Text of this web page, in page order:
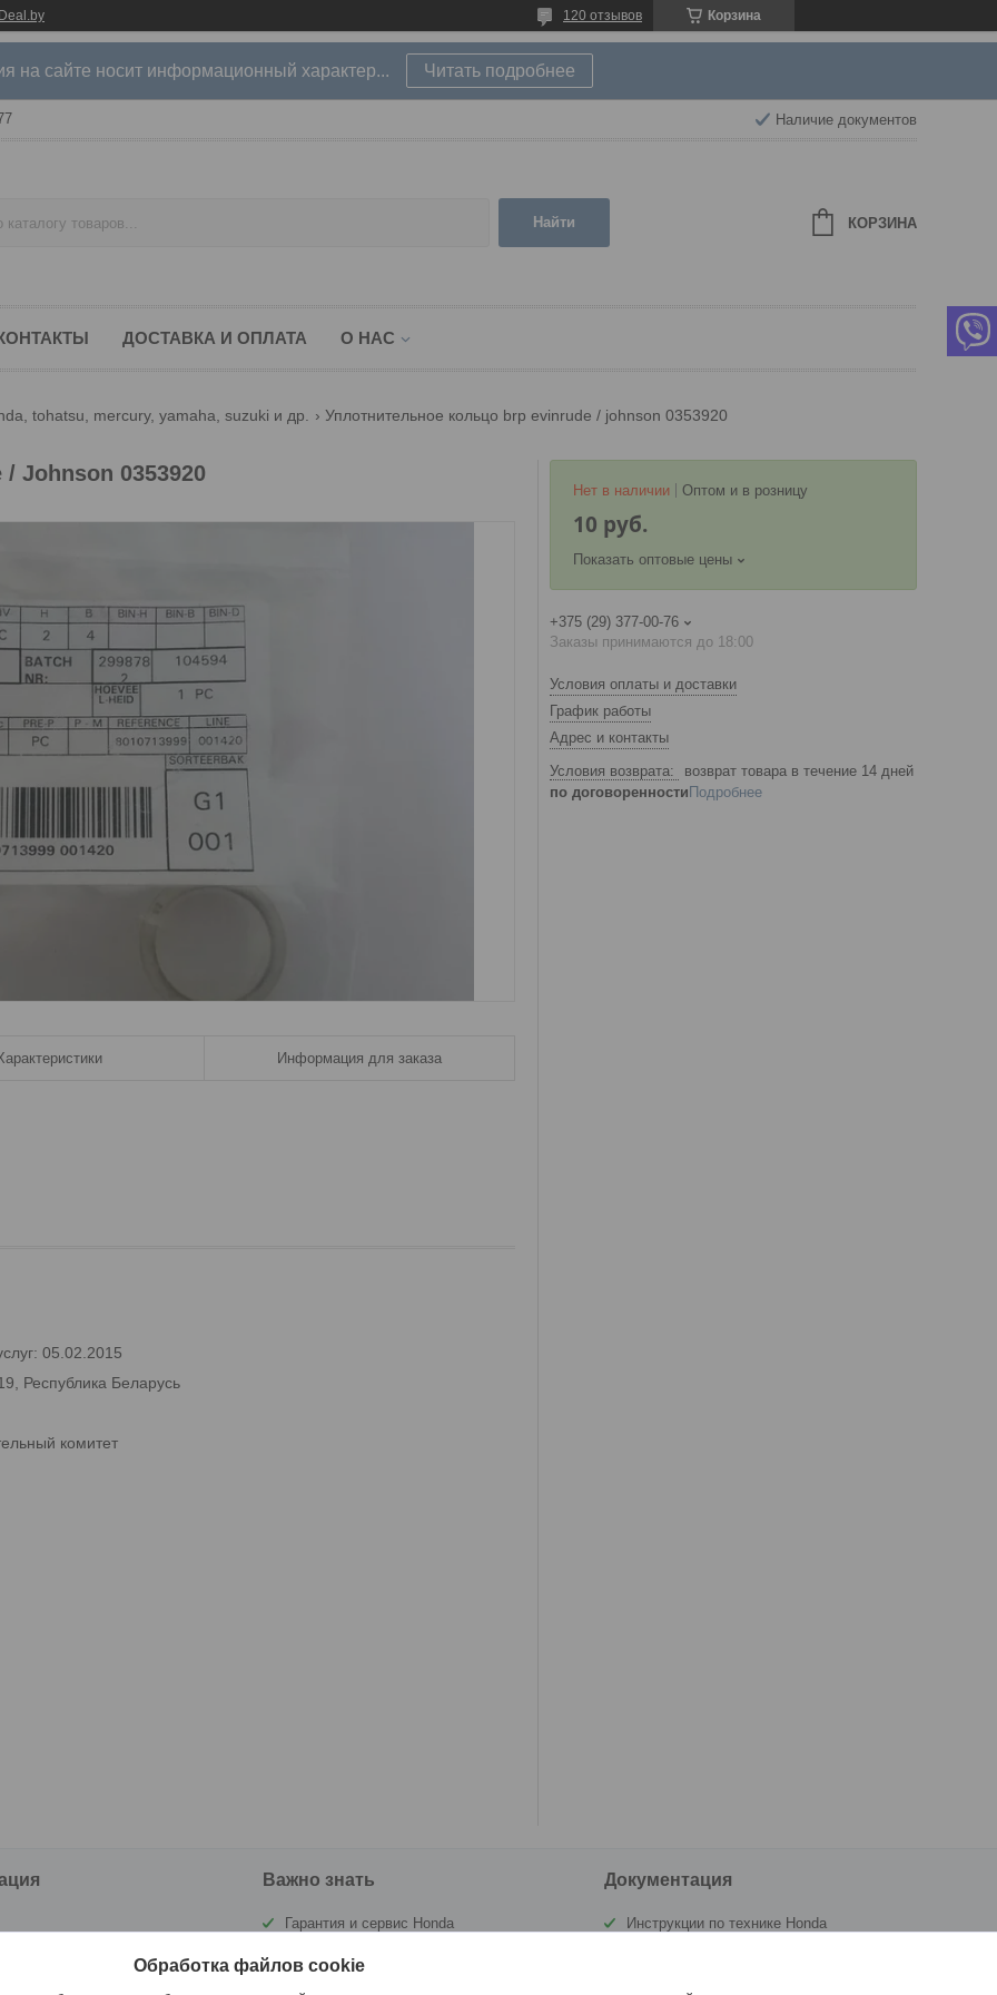
Корзина
120 отзывов
на сайте носит информационный характер... Читать подробнее
Наличие документов
Найти КОРЗИНА
ДОСТАВКА И ОПЛАТА О НАС
tohatsu, mercury, yamaha, suzuki и др. Уплотнительное кольцо brp evinrude / johnson 0353920
Johnson 0353920
Информация для заказа
05.02.2015
Республика Беларусь
комитет
Нет в наличии Оптом и в розницу
10 руб.
Показать оптовые цены
+375 (29) 377-00-76
Заказы принимаются до 18:00
Условия оплаты и доставки
График работы
Адрес и контакты
возврат товара в течение 14 дней
по договоренности Подробнее
Важно знать
Гарантия и сервис Honda
маломерным судам РБ (ГИМС)
Документация
Инструкции по технике Honda
Обработка файлов cookie